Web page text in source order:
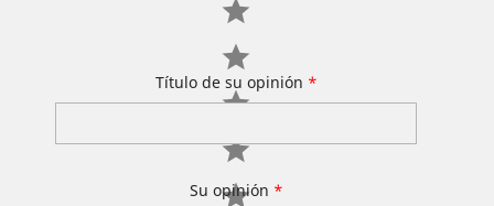
Título de su opinión *
Su opinión *